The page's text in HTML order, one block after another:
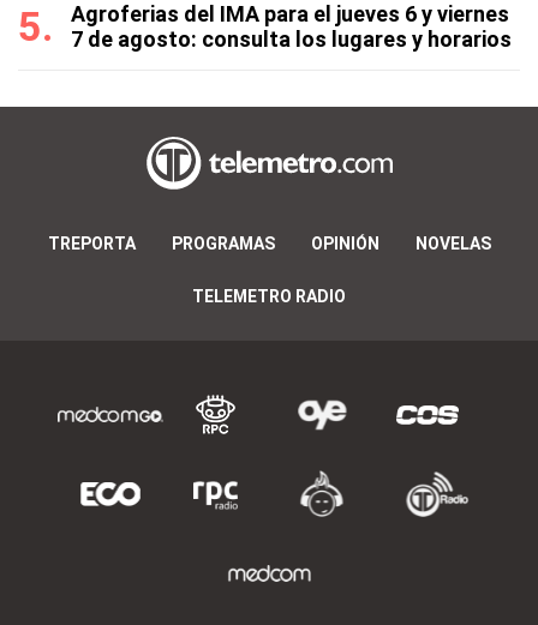
Agroferias del IMA para el jueves 6 y viernes
7 de agosto: consulta los lugares y horarios
TREPORTA PROGRAMAS OPINIÓN NOVELAS
TELEMETRO RADIO